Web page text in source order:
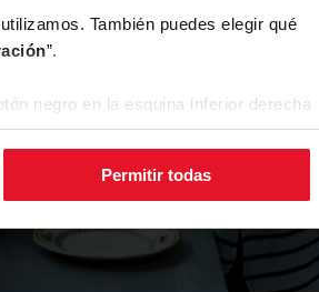
También puedes elegir qué
”.
negro en la esquina inferior derecha
Permitir todas